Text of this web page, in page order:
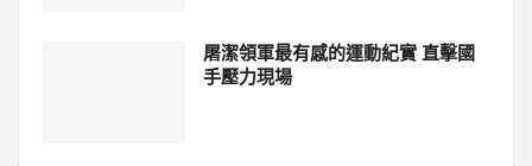
屠潔領軍最有感的運動紀實 直擊國
手壓力現場